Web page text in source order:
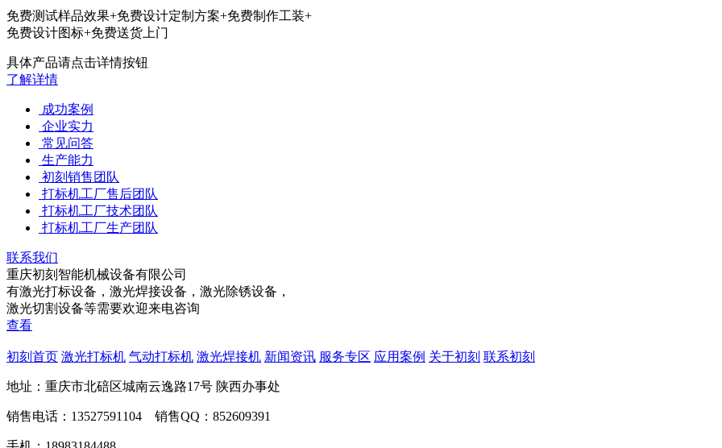
免费测试样品效果+免费设计定制方案+免费制作工装+
免费设计图标+免费送货上门
具体产品请点击详情按钮
了解详情
成功案例
企业实力
常见问答
生产能力
初刻销售团队
打标机工厂售后团队
打标机工厂技术团队
打标机工厂生产团队
联系我们
重庆初刻智能机械设备有限公司
有激光打标设备，激光焊接设备，激光除锈设备，
激光切割设备等需要欢迎来电咨询
查看
初刻首页 激光打标机 气动打标机 激光焊接机 新闻资讯 服务专区 应用案例 关于初刻 联系初刻
地址：重庆市北碚区城南云逸路17号 陕西办事处
销售电话：13527591104 销售QQ：852609391